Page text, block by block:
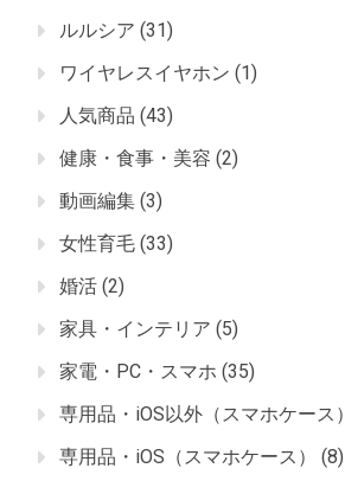
ルルシア (31)
ワイヤレスイヤホン (1)
人気商品 (43)
健康・食事・美容 (2)
動画編集 (3)
女性育毛 (33)
婚活 (2)
家具・インテリア (5)
家電・PC・スマホ (35)
専用品・iOS以外（スマホケース）
専用品・iOS（スマホケース）
(8)